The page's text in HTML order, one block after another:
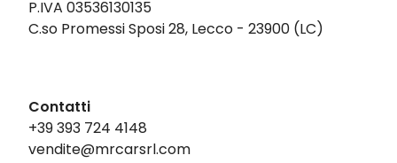
P.IVA 03536130135
C.so Promessi Sposi 28, Lecco - 23900 (LC)
Contatti
+39 393 724 4148
vendite@mrcarsrl.com